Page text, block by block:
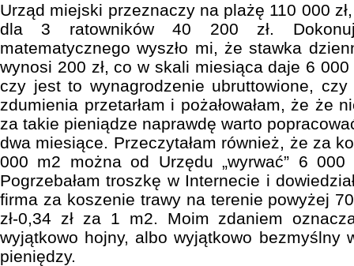
Urząd miejski przeznaczy na plażę 110 000
dla 3 ratowników 40 200 zł.
matematycznego wyszło mi, że stawka
wynosi 200 zł, co w skali miesiąca daje 6
czy jest to wynagrodzenie ubruttowione,
zdumienia przetarłam i pożałowałam, że że
za takie pieniądze naprawdę warto
dwa miesiące. Przeczytałam również, że za
000 m2 można od Urzędu „wyrwać” 6
Pogrzebałam troszkę w Internecie i
firma za koszenie trawy na terenie powyżej
zł-0,34 zł za 1 m2. Moim zdaniem
wyjątkowo hojny, albo wyjątkowo bezmyślny
pieniędzy.